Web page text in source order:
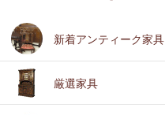
新着アンティーク家具
厳選家具